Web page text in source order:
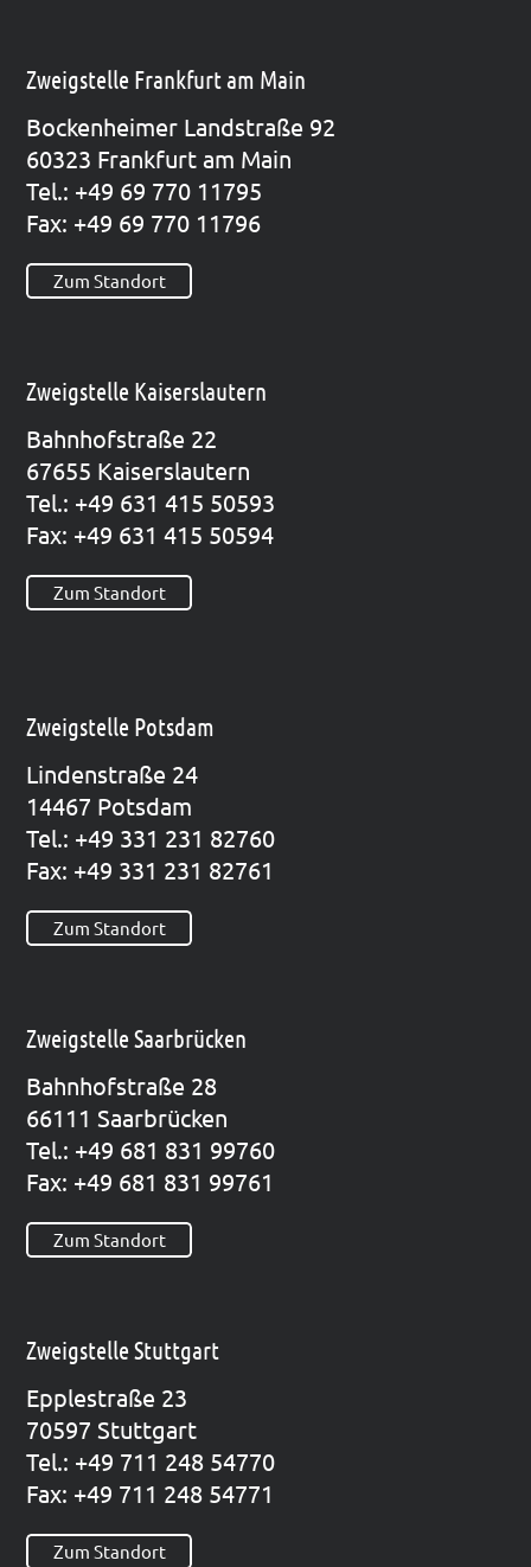
Zweigstelle Frankfurt am Main
Bocken­hei­mer Land­stra­ße 92
60323 Frank­furt am Main
Tel.: +49 69 770 11795
Fax: +49 69 770 11796
Zum Standort
Zweigstelle Kaiserslautern
Bahn­hof­stra­ße 22
67655 Kai­sers­lau­tern
Tel.: +49 631 415 50593
Fax: +49 631 415 50594
Zum Standort
Zweigstelle Potsdam
Lin­den­stra­ße 24
14467 Pots­dam
Tel.: +49 331 231 82760
Fax: +49 331 231 82761
Zum Standort
Zweigstelle Saarbrücken
Bahn­hof­stra­ße 28
66111 Saar­brü­cken
Tel.: +49 681 831 99760
Fax: +49 681 831 99761
Zum Standort
Zweigstelle Stuttgart
Epp­le­straße 23
70597 Stutt­gart
Tel.: +49 711 248 54770
Fax: +49 711 248 54771
Zum Standort